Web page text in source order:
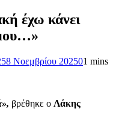
έχω κάνει
8 Νοεμβρίου 202501 mins
βρέθηκε ο Λάκης